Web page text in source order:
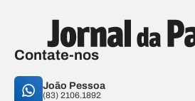
Contate-nos
João Pessoa
(83) 2106.1892